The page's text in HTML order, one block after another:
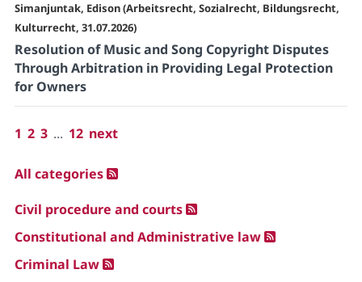
Simanjuntak, Edison (Arbeitsrecht, Sozialrecht, Bildungsrecht,
Kulturrecht, 31.07.2026)
Resolution of Music and Song Copyright Disputes
Through Arbitration in Providing Legal Protection
for Owners
1 2 3 ... 12 next
All categories
Civil procedure and courts
Constitutional and Administrative law
Criminal Law